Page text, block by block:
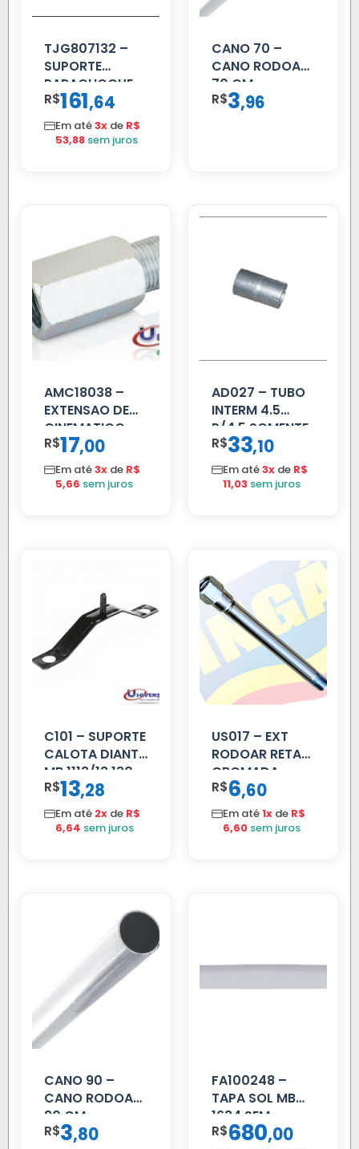
TJG807132 –
SUPORTE
PARACHOQUE
VW 12.170 LD
R$161,64
Em até3x de R$
53,88 sem juros
CANO 70 –
CANO RODOAR
70 CM
R$3,96
AMC18038 –
EXTENSAO DE
CINEMATICO
40MM
R$17,00
Em até3x de R$
5,66 sem juros
AD027 – TUBO
INTERM 4.5
P/4.5 SOMENTE
PROLONGADOR
R$33,10
Em até3x de R$
11,03 sem juros
C101 – SUPORTE
CALOTA DIANT
MB 1113/13.130
R$13,28
Em até 2x de R$
6,64 sem juros
US017 – EXT
RODOAR RETA
CROMADA
R$6,60
Em até1x de R$
6,60 sem juros
CANO 90 –
CANO RODOAR
90 CM
R$3,80
FA100248 –
TAPA SOL MB
1634 SEM
SUPORTE FIBRA
R$680,00